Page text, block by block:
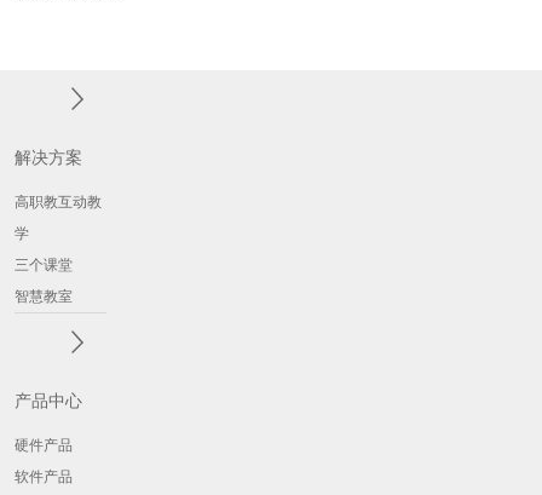
解决方案
高职教互动教
学
三个课堂
智慧教室
产品中心
硬件产品
软件产品